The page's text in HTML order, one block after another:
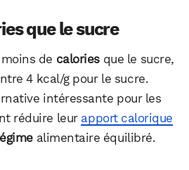
que le sucre
de caloriesque le sucre,
4 kcal/g pour le sucre.
intéressante pour les
réduire leur apport calorique
alimentaire équilibré.